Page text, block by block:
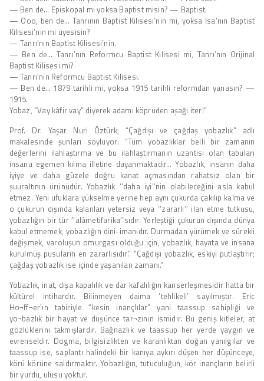
— Ben de… Episkopal mi yoksa Baptist misin? — Baptist.
— Ooo, ben de… Tanrının Baptist Kilisesi’nin mi, yoksa İsa’nın Baptist
Kilisesi’nin mi üyesisin?
— Tanrı’nın Baptist Kilisesi’nin.
— Ben de… Tanrı’nın Reformcu Baptist Kilisesi mi, Tanrı’nın Orijinal
Baptist Kilisesi mi?
— Tanrı’nın Reformcu Baptist Kilisesi.
— Ben de… 1879 tarihli mi, yoksa 1915 tarihli reformdan yanasın? —
1915.
Yobaz, “Vay kâfir vay” diyerek adamı köprüden aşağı iter!”
Prof. Dr. Yaşar Nuri Öztürk; “Çağdışı ve çağdaş yobazlık” adlı
makalesinde şunları söylüyor: “Tüm yobazlıklar belli bir zamanın
değerlerini ilahlaştırma ve bu ilahlaştırmanın uzantısı olan tabuları
insana egemen kılma illetine dayanmaktadır… Yobazlık, insanın daha
iyiye ve daha güzele doğru kanat açmasından rahatsız olan bir
şuuraltının ürünüdür. Yobazlık ‘‘daha iyi’’nin olabileceğini asla kabul
etmez. Yeni ufuklara yükselme yerine hep aynı çukurda çakılıp kalma ve
o çukurun dışında kalanları yetersiz veya ‘‘zararlı’’ ilan etme tutkusu,
yobazlığın bir tür ‘‘alâmetifarika’’sıdır. Yerleştiği çukurun dışında dünya
kabul etmemek, yobazlığın dini-imanıdır. Durmadan yürümek ve sürekli
değişmek, varoluşun omurgası olduğu için, yobazlık, hayata ve insana
kurulmuş pusuların en zararlısıdır.” “Çağdışı yobazlık, eskiyi putlaştırır;
çağdaş yobazlık ise içinde yaşanılan zamanı.”
Yobazlık, inat, dışa kapalılık ve dar kafalılığın kanserleşmesidir hatta bir
kültürel intihardır. Bilinmeyen daima ‘tehlikeli’ sayılmıştır. Eric
Ho¬ff¬er’ın tabiriyle “kesin inançlılar” yani taassup sahipliği ve
yo¬bazlık bir hayat ve düşünce tar¬zının ismidir. Bu geniş kitleler, at
gözlüklerini takmışlardır. Bağnazlık ve taassup her yerde yaygın ve
evrenseldir. Dogma, bilgisizlikten ve karanlıktan doğan yanılgılar ve
taassup ise, saplantı halindeki bir kanıya aykırı düşen her düşünceye,
körü körüne saldırmaktır. Yobazlığın, tutuculuğun, kör inançların belirli
bir yurdu, ulusu yoktur.